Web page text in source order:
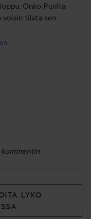
Onko Purilta
voisin tilata sen
LYKO